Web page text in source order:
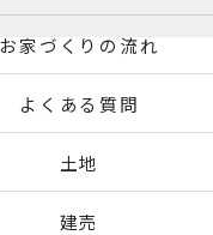
お家づくりの流れ
よくある質問
土地
建売